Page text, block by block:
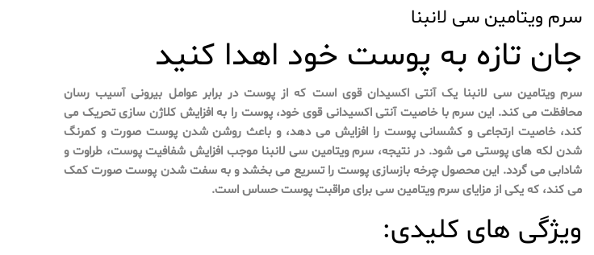
سرم ویتامین سی لانبنا
جان تازه به پوست خود اهدا كنيد
سرم ویتامین سی لانبنا یک آنتی اکسیدان قوی است که از پوست در برابر عوامل بیرونی آسیب رسان
محافظت می کند. این سرم با خاصیت آنتی اکسیدانی قوی خود، پوست را به افزایش کلاژن سازی تحریک می
کند، خاصیت ارتجاعی و کشسانی پوست را افزایش می دهد، و باعث روشن شدن پوست صورت و کمرنگ
شدن لکه های پوستی می شود. در نتیجه، سرم ویتامین سی لانبنا موجب افزایش شفافیت پوست، طراوت و
شادابی می گردد. این محصول چرخه بازسازی پوست را تسریع می بخشد و به سفت شدن پوست صورت کمک
می کند، که یکی از مزایای سرم ویتامین سی برای مراقبت پوست حساس است.
ویژگی های کلیدی: